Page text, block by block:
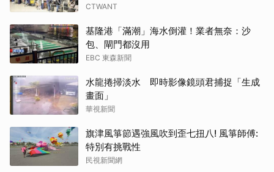
CTWANT
基隆港「滿潮」海水倒灌！業者無奈：沙
包、閘門都沒用
EBC 東森新聞
水龍捲掃淡水 即時影像鏡頭君捕捉「生成
畫面」
華視新聞
旗津風箏節遇強風吹到歪七扭八! 風箏師傅:
特別有挑戰性
民視新聞網